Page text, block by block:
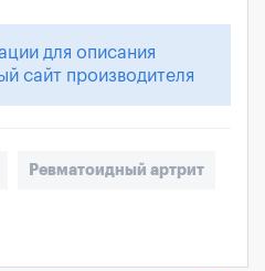
для описания
сайт производителя
Ревматоидный артрит